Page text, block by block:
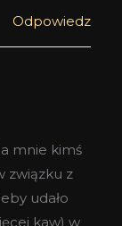
Odpowiedz
mnie kimś
związku z
udało
kaw) w